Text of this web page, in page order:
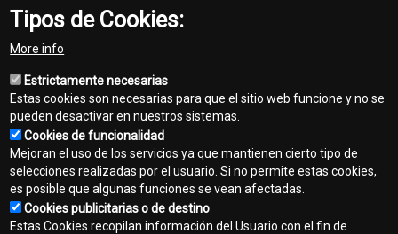
Facebook
Twitter
Email
Contacto
Tipos de Cookies:
More info
Estrictamente necesarias
Estas cookies son necesarias para que el sitio web funcione y no se
pueden desactivar en nuestros sistemas.
Cookies de funcionalidad
Mejoran el uso de los servicios ya que mantienen cierto tipo de
selecciones realizadas por el usuario. Si no permite estas cookies,
es posible que algunas funciones se vean afectadas.
Cookies publicitarias o de destino
Estas Cookies recopilan información del Usuario con el fin de